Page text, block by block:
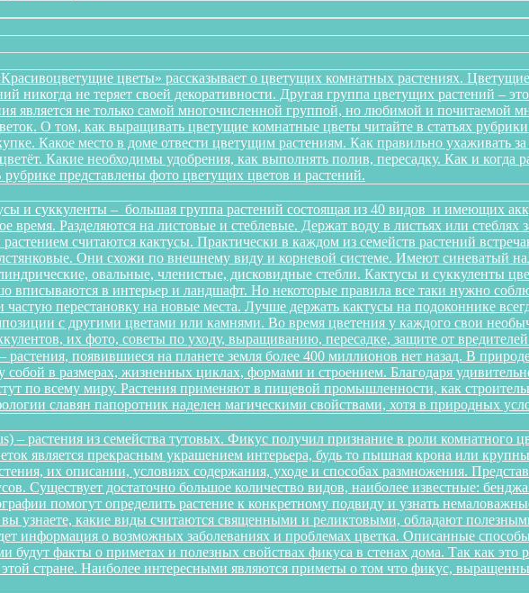
цветы» рассказывает о цветущих комнатных растениях.
никогда не теряет своей декоративности. Другая группа цветущих растений –
является не только самой многочисленной группой, но любимой и почитаемой
О том, как выращивать цветущие комнатные цветы читайте в статьях
Какое место в доме отвести цветущим растениям. Как правильно
Какие необходимы удобрения, как выполнять полив, пересадку. Как и
рубрике представлены фото цветущих цветов и растений.
и суккуленты – большая группа растений состоящая из 40 видов и имеющих
время. Разделяются на листовые и стеблевые. Держат воду в листьях или
считаются кактусы. Практически в каждом из семейств растений
Они схожи по внешнему виду и корневой системе. Имеют синеватый
овальные, членистые, дисковидные стебли. Кактусы и суккуленты
вписываются в интерьер и ландшафт. Но некоторые правила все таки нужно
перестановку на новые места. Лучше держать кактусы на подоконнике
с другими цветами или камнями. Во время цветения у каждого свои
их фото, советы по уходу, выращиванию, пересадке, защите от
растения, появившиеся на планете земля более 400 миллионов нет назад. В
собой в размерах, жизненных циклах, формами и строением. Благодаря
по всему миру. Растения применяют в пищевой промышленности, как
славян папоротник наделен магическими свойствами, хотя в природных
– растения из семейства тутовых. Фикус получил признание в роли комнатного
является прекрасным украшением интерьера, будь то пышная крона или
их описании, условиях содержания, уходе и способах размножения.
Существует достаточно большое количество видов, наиболее известные:
помогут определить растение к конкретному подвиду и узнать
вы узнаете, какие виды считаются священными и реликтовыми, обладают
информация о возможных заболеваниях и проблемах цветка. Описанные
будут факты о приметах и полезных свойствах фикуса в стенах дома. Так как это
стране. Наиболее интересными являются приметы о том что фикус,